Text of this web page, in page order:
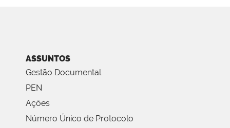
ASSUNTOS
Gestão Documental
PEN
Ações
Número Único de Protocolo